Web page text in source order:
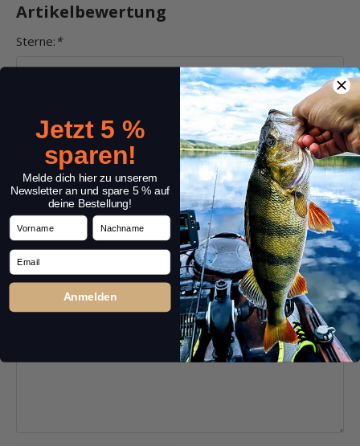
Artikelbewertung
Sterne: *
Überschrift:*
Kommentar:
Jetzt 5 %
sparen!
Melde dich hier zu unserem
Newsletter an und spare 5 % auf
deine Bestellung!
Vorname Nachname
Email
Anmelden